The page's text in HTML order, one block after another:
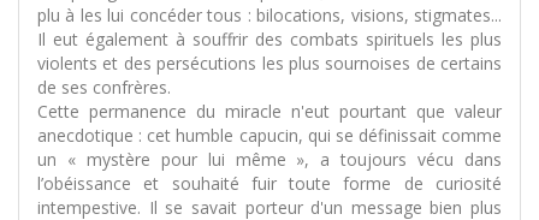
plu à les lui concéder tous : bilocations, visions, stigmates...
Il eut également à souffrir des combats spirituels les plus
violents et des persécutions les plus sournoises de certains
de ses confrères.
Cette permanence du miracle n'eut pourtant que valeur
anecdotique : cet humble capucin, qui se définissait comme
un « mystère pour lui même », a toujours vécu dans
l’obéissance et souhaité fuir toute forme de curiosité
intempestive. Il se savait porteur d'un message bien plus